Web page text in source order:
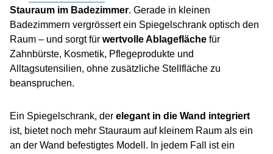
Stauraum im Badezimmer. Gerade in kleinen
Badezimmern vergrössert ein Spiegelschrank optisch den
Raum – und sorgt für wertvolle Ablagefläche für
Zahnbürste, Kosmetik, Pflegeprodukte und
Alltagsutensilien, ohne zusätzliche Stellfläche zu
beanspruchen.
Ein Spiegelschrank, der elegant in die Wand integriert
ist, bietet noch mehr Stauraum auf kleinem Raum als ein
an der Wand befestigtes Modell. In jedem Fall ist ein